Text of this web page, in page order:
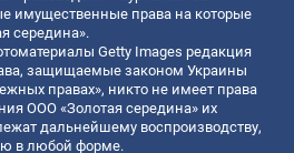
имущественные права на которые
середина».
Getty Images редакция
защищаемые законом Украины
правах», никто не имеет права
ООО «Золотая середина» их
дальнейшему воспроизводству,
в любой форме.